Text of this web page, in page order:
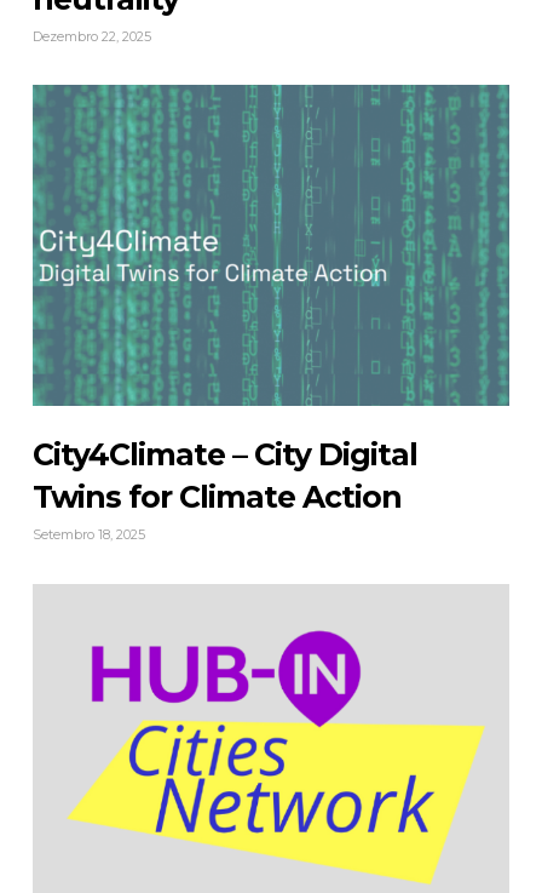
Dezembro 22, 2025
City4Climate – City Digital
Twins for Climate Action
Setembro 18, 2025